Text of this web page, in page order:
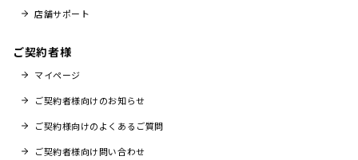
店舗サポート
ご契約者様
マイページ
ご契約者様向けのお知らせ
ご契約様向けのよくあるご質問
ご契約者様向け問い合わせ